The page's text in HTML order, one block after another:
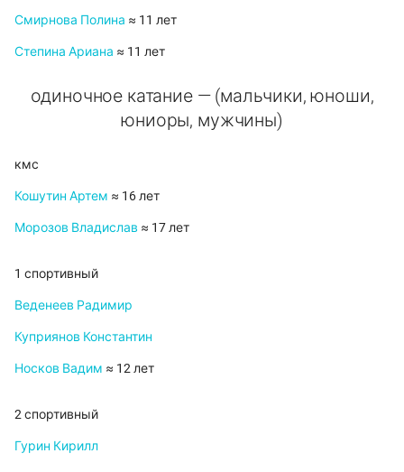
Смирнова Полина ≈ 11 лет
Степина Ариана ≈ 11 лет
одиночное катание — (мальчики, юноши,
юниоры, мужчины)
кмс
Кошутин Артем ≈ 16 лет
Морозов Владислав ≈ 17 лет
1 спортивный
Веденеев Радимир
Куприянов Константин
Носков Вадим ≈ 12 лет
2 спортивный
Гурин Кирилл